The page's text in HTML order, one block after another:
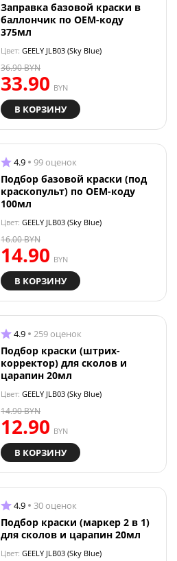
Заправка базовой краски в
баллончик по OEM-коду
375мл
Цвет: GEELY JLB03 (Sky Blue)
33.90 BYN
36.90BYN
В КОРЗИНУ
4.9 99 оценок
Подбор базовой краски (под
краскопульт) по OEM-коду
100мл
Цвет: GEELY JLB03 (Sky Blue)
14.90 BYN
16.00BYN
В КОРЗИНУ
4.9 259 оценок
Подбор краски (штрих-
корректор) для сколов и
царапин 20мл
Цвет: GEELY JLB03 (Sky Blue)
12.90 BYN
14.90BYN
В КОРЗИНУ
4.9 30 оценок
Подбор краски (маркер 2 в 1)
для сколов и царапин 20мл
Цвет: GEELY JLB03 (Sky Blue)